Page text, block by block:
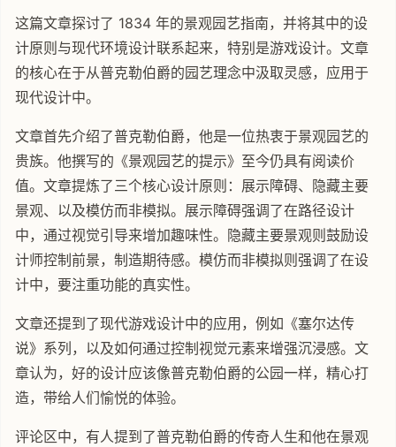
这篇文章探讨了 1834 年的景观园艺指南，并将其中的设
计原则与现代环境设计联系起来，特别是游戏设计。文章
的核心在于从普克勒伯爵的园艺理念中汲取灵感，应用于
现代设计中。
文章首先介绍了普克勒伯爵，他是一位热衷于景观园艺的
贵族。他撰写的《景观园艺的提示》至今仍具有阅读价
值。文章提炼了三个核心设计原则：展示障碍、隐藏主要
景观、以及模仿而非模拟。展示障碍强调了在路径设计
中，通过视觉引导来增加趣味性。隐藏主要景观则鼓励设
计师控制前景，制造期待感。模仿而非模拟则强调了在设
计中，要注重功能的真实性。
文章还提到了现代游戏设计中的应用，例如《塞尔达传
说》系列，以及如何通过控制视觉元素来增强沉浸感。文
章认为，好的设计应该像普克勒伯爵的公园一样，精心打
造，带给人们愉悦的体验。
评论区中，有人提到了普克勒伯爵的传奇人生和他在景观